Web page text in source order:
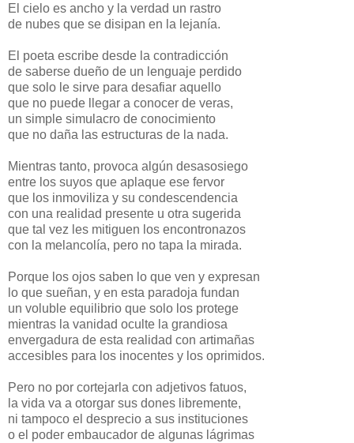
El cielo es ancho y la verdad un rastro
de nubes que se disipan en la lejanía.
El poeta escribe desde la contradicción
de saberse dueño de un lenguaje perdido
que solo le sirve para desafiar aquello
que no puede llegar a conocer de veras,
un simple simulacro de conocimiento
que no daña las estructuras de la nada.
Mientras tanto, provoca algún desasosiego
entre los suyos que aplaque ese fervor
que los inmoviliza y su condescendencia
con una realidad presente u otra sugerida
que tal vez les mitiguen los encontronazos
con la melancolía, pero no tapa la mirada.
Porque los ojos saben lo que ven y expresan
lo que sueñan, y en esta paradoja fundan
un voluble equilibrio que solo los protege
mientras la vanidad oculte la grandiosa
envergadura de esta realidad con artimañas
accesibles para los inocentes y los oprimidos.
Pero no por cortejarla con adjetivos fatuos,
la vida va a otorgar sus dones libremente,
ni tampoco el desprecio a sus instituciones
o el poder embaucador de algunas lágrimas